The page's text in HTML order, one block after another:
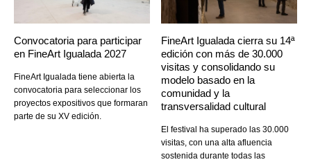
Convocatoria para participar
en FineArt Igualada 2027
FineArt Igualada tiene abierta la
convocatoria para seleccionar los
proyectos expositivos que formaran
parte de su XV edición.
FineArt Igualada cierra su 14ª
edición con más de 30.000
visitas y consolidando su
modelo basado en la
comunidad y la
transversalidad cultural
El festival ha superado las 30.000
visitas, con una alta afluencia
sostenida durante todas las